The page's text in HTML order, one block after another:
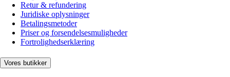
Retur & refundering
Juridiske oplysninger
Betalingsmetoder
Priser og forsendelsesmuligheder
Fortrolighedserklæring
Vores butikker